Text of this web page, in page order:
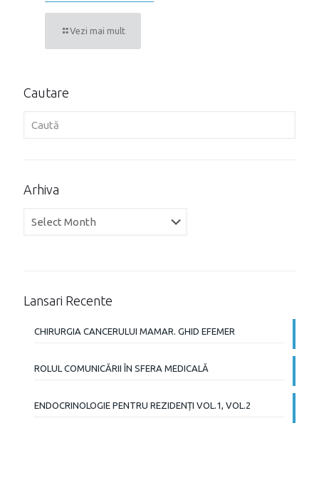
Vezi mai mult
Cautare
Arhiva
Arhiva
Lansari Recente
CHIRURGIA CANCERULUI MAMAR. GHID EFEMER
ROLUL COMUNICĂRII ÎN SFERA MEDICALĂ
ENDOCRINOLOGIE PENTRU REZIDENȚI VOL.1, VOL.2